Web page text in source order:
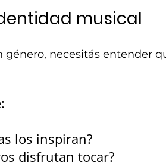
musical
género, necesitás entender
los inspiran?
disfrutan tocar?